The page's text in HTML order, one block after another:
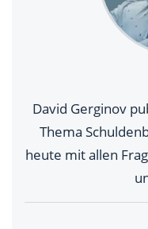
David Gerginov
Thema
heute mit allen